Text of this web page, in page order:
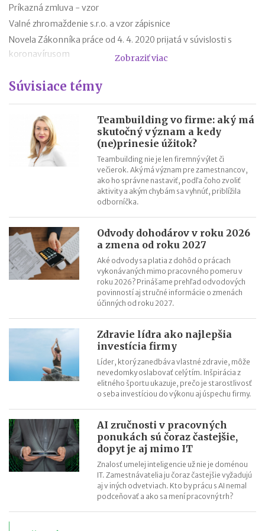
Príkazná zmluva - vzor
Valné zhromaždenie s.r.o. a vzor zápisnice
Novela Zákonníka práce od 4. 4. 2020 prijatá v súvislosti s
koronavírusom
Dohoda o skončení pracovného pomeru - vzor
Výpoveď z organizačných dôvodov
Zámenná zmluva a jej vzor
Zákon o mimoriadnych opatreniach v justícii v súvislosti so
šírením koronavírusu
Zobraziť viac
Súvisiace témy
Teambuilding vo firme: aký má
skutočný význam a kedy
(ne)prinesie úžitok?
Teambuilding nie je len firemný výlet či
večierok. Aký má význam pre zamestnancov,
ako ho správne nastaviť, podľa čoho zvoliť
aktivity a akým chybám sa vyhnúť, priblížila
odborníčka.
Odvody dohodárov v roku 2026
a zmena od roku 2027
Aké odvody sa platia z dohôd o prácach
vykonávaných mimo pracovného pomeru v
roku 2026? Prinášame prehľad odvodových
povinností aj stručné informácie o zmenách
účinných od roku 2027.
Zdravie lídra ako najlepšia
investícia firmy
Líder, ktorý zanedbáva vlastné zdravie, môže
nevedomky oslabovať celý tím. Inšpirácia z
elitného športu ukazuje, prečo je starostlivosť
o seba investíciou do výkonu aj úspechu firmy.
AI zručnosti v pracovných
ponukách sú čoraz častejšie,
dopyt je aj mimo IT
Znalosť umelej inteligencie už nie je doménou
IT. Zamestnávatelia ju čoraz častejšie vyžadujú
aj v iných odvetviach. Kto by prácu s AI nemal
podceňovať a ako sa mení pracovný trh?